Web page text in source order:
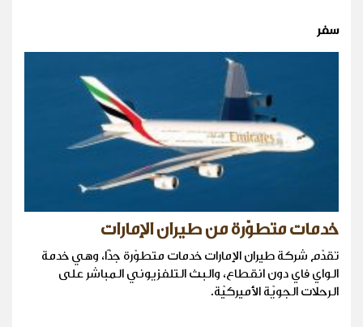
سفر
خدمات متطوّرة من طيران الإمارات
تقدّم شركة طيران الإمارات خدمات متطوّرة جدًّا، وهي خدمة
الواي فاي دون انقطاع، والبث التلفزيوني المباشر على
الرحلات الجويّة الأميركيّة.